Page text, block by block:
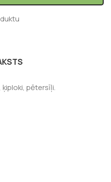
ķiploki, pētersīļi.